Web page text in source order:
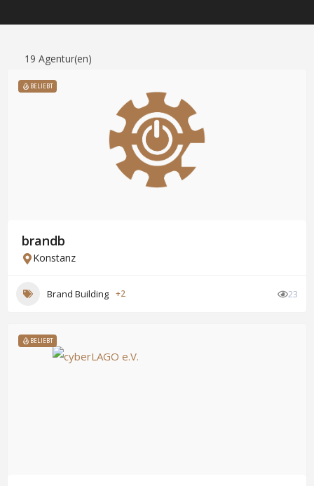
19 Agentur(en)
BELIEBT
brandb
Konstanz
Brand Building +2 23
BELIEBT